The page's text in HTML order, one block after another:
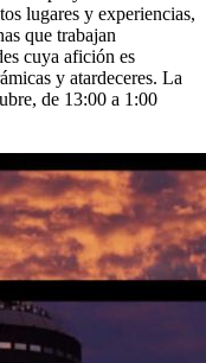
lugares y experiencias,
que trabajan
cuya afición es
y atardeceres. La
de 13:00 a 1:00